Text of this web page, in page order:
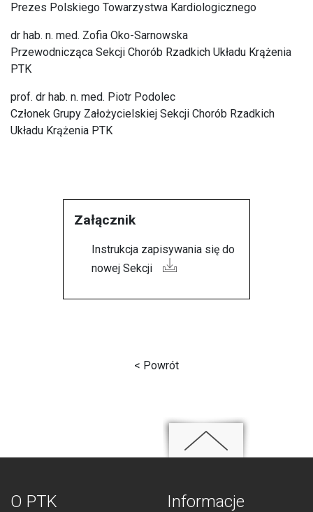
Prezes Polskiego Towarzystwa Kardiologicznego
dr hab. n. med. Zofia Oko-Sarnowska
Przewodnicząca Sekcji Chorób Rzadkich Układu Krążenia
PTK
prof. dr hab. n. med. Piotr Podolec
Członek Grupy Założycielskiej Sekcji Chorób Rzadkich
Układu Krążenia PTK
Załącznik
Instrukcja zapisywania się do
nowej Sekcji
< Powrót
O PTK Informacje